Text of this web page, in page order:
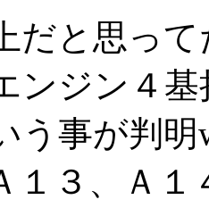
だと思っ
ンジン４
う事が判明
１３、Ａ